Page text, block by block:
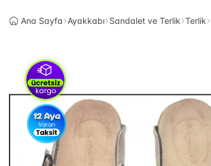
Ana Sayfa Ayakkabı Sandalet ve Terlik Terlik